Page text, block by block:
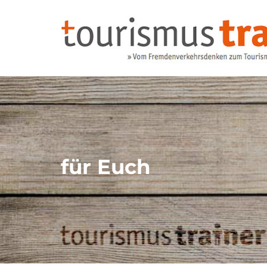
für Euch